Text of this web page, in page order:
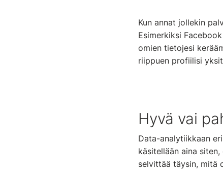
Kun annat jollekin
Esimerkiksi
omien tietojesi
riippuen profiilisi
Hyvä vai
Data-analytiikkaan
käsitellään aina
selvittää täysin, mitä